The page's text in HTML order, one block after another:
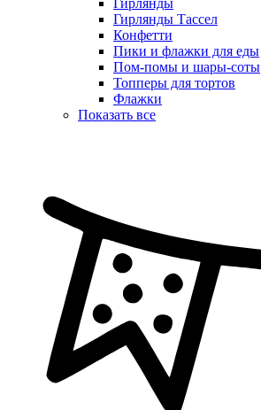
Гирлянды
Гирлянды Тассел
Конфетти
Пики и флажки для еды
Пом-помы и шары-соты
Топперы для тортов
Флажки
Показать все